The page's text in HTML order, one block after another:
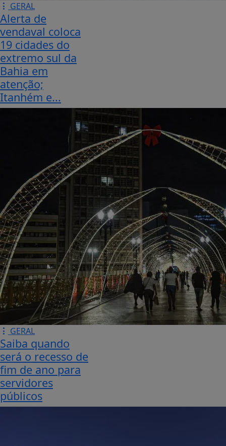
GERAL
Alerta de
vendaval coloca
19 cidades do
extremo sul da
Bahia em
atenção;
Itanhém e...
GERAL
Saiba quando
será o recesso de
fim de ano para
servidores
públicos